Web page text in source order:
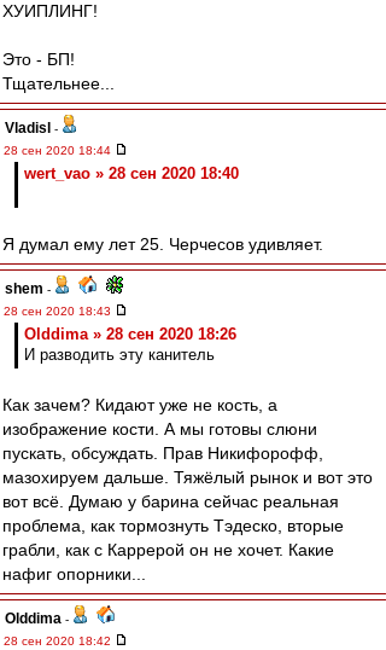
ХУИПЛИНГ!
Это - БП!
Тщательнее...
Vladisl
-
28 сен 2020 18:44
wert_vao » 28 сен 2020 18:40
Я думал ему лет 25. Черчесов удивляет.
shem -
28 сен 2020 18:43
Olddima » 28 сен 2020 18:26
И разводить эту канитель
Как зачем? Кидают уже не кость, а
изображение кости. А мы готовы слюни
пускать, обсуждать. Прав Никифорофф,
мазохируем дальше. Тяжёлый рынок и вот это
вот всё. Думаю у барина сейчас реальная
проблема, как тормознуть Тэдеско, вторые
грабли, как с Каррерой он не хочет. Какие
нафиг опорники...
Olddima -
28 сен 2020 18:42